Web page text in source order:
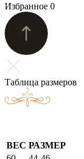
Избранное 0
Таблица размеров
ВЕС РАЗМЕР